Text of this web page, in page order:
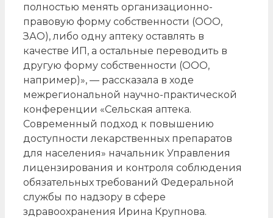
полностью менять организационно-
правовую форму собственности (ООО,
ЗАО), либо одну аптеку оставлять в
качестве ИП, а остальные переводить в
другую форму собственности (ООО,
например)», — рассказала в ходе
межрегиональной научно-практической
конференции «Сельская аптека.
Современный подход к повышению
доступности лекарственных препаратов
для населения» начальник Управления
лицензирования и контроля соблюдения
обязательных требований Федеральной
службы по надзору в сфере
здравоохранения Ирина Крупнова.